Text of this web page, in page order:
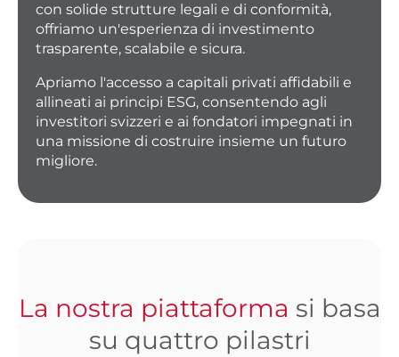
con solide strutture legali e di conformità,
offriamo un'esperienza di investimento
trasparente, scalabile e sicura.
Apriamo l'accesso a capitali privati affidabili e
allineati ai principi ESG, consentendo agli
investitori svizzeri e ai fondatori impegnati in
una missione di costruire insieme un futuro
migliore.
La nostra piattaforma si basa
su quattro pilastri